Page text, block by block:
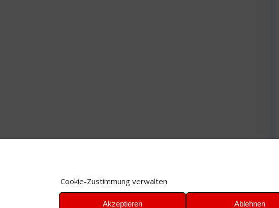
Cookie-Zustimmung verwalten
Akzeptieren Ablehnen